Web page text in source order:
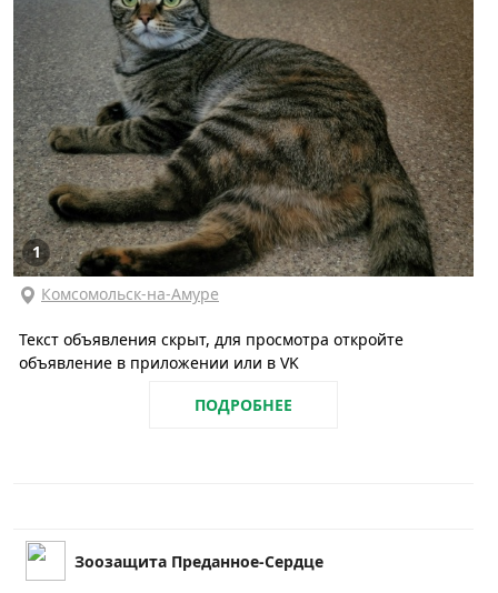
1
Комсомольск-на-Амуре
Текст объявления скрыт, для просмотра откройте
объявление в приложении или в VK
ПОДРОБНЕЕ
Зоозащита Преданное-Сердце